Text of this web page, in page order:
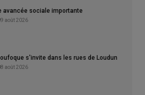
avancée sociale importante
août 2026
s'invite dans les rues de Loudun
août 2026